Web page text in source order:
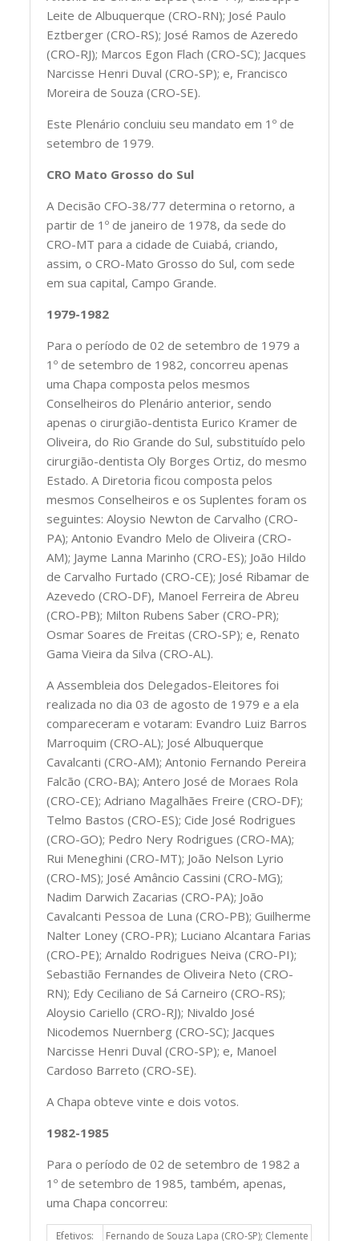
Leite de Albuquerque (CRO-RN); José Paulo
Eztberger (CRO-RS); José Ramos de Azeredo
(CRO-RJ); Marcos Egon Flach (CRO-SC); Jacques
Narcisse Henri Duval (CRO-SP); e, Francisco
Moreira de Souza (CRO-SE).
Este Plenário concluiu seu mandato em 1º de
setembro de 1979.
CRO Mato Grosso do Sul
A Decisão CFO-38/77 determina o retorno, a
partir de 1º de janeiro de 1978, da sede do
CRO-MT para a cidade de Cuiabá, criando,
assim, o CRO-Mato Grosso do Sul, com sede
em sua capital, Campo Grande.
1979-1982
Para o período de 02 de setembro de 1979 a
1º de setembro de 1982, concorreu apenas
uma Chapa composta pelos mesmos
Conselheiros do Plenário anterior, sendo
apenas o cirurgião-dentista Eurico Kramer de
Oliveira, do Rio Grande do Sul, substituído pelo
cirurgião-dentista Oly Borges Ortiz, do mesmo
Estado. A Diretoria ficou composta pelos
mesmos Conselheiros e os Suplentes foram os
seguintes: Aloysio Newton de Carvalho (CRO-
PA); Antonio Evandro Melo de Oliveira (CRO-
AM); Jayme Lanna Marinho (CRO-ES); João Hildo
de Carvalho Furtado (CRO-CE); José Ribamar de
Azevedo (CRO-DF), Manoel Ferreira de Abreu
(CRO-PB); Milton Rubens Saber (CRO-PR);
Osmar Soares de Freitas (CRO-SP); e, Renato
Gama Vieira da Silva (CRO-AL).
A Assembleia dos Delegados-Eleitores foi
realizada no dia 03 de agosto de 1979 e a ela
compareceram e votaram: Evandro Luiz Barros
Marroquim (CRO-AL); José Albuquerque
Cavalcanti (CRO-AM); Antonio Fernando Pereira
Falcão (CRO-BA); Antero José de Moraes Rola
(CRO-CE); Adriano Magalhães Freire (CRO-DF);
Telmo Bastos (CRO-ES); Cide José Rodrigues
(CRO-GO); Pedro Nery Rodrigues (CRO-MA);
Rui Meneghini (CRO-MT); João Nelson Lyrio
(CRO-MS); José Amâncio Cassini (CRO-MG);
Nadim Darwich Zacarias (CRO-PA); João
Cavalcanti Pessoa de Luna (CRO-PB); Guilherme
Nalter Loney (CRO-PR); Luciano Alcantara Farias
(CRO-PE); Arnaldo Rodrigues Neiva (CRO-PI);
Sebastião Fernandes de Oliveira Neto (CRO-
RN); Edy Ceciliano de Sá Carneiro (CRO-RS);
Aloysio Cariello (CRO-RJ); Nivaldo José
Nicodemos Nuernberg (CRO-SC); Jacques
Narcisse Henri Duval (CRO-SP); e, Manoel
Cardoso Barreto (CRO-SE).
A Chapa obteve vinte e dois votos.
1982-1985
Para o período de 02 de setembro de 1982 a
1º de setembro de 1985, também, apenas,
uma Chapa concorreu:
Efetivos:
Fernando de Souza Lapa (CRO-SP); Clemente